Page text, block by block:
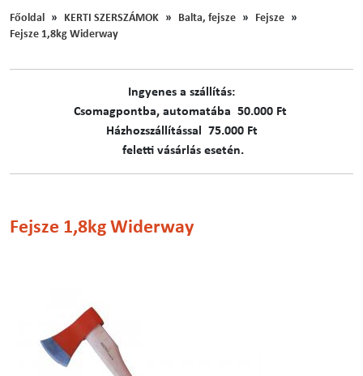
Főoldal KERTI SZERSZÁMOK Balta, fejsze
Fejsze
Fejsze 1,8kg Widerway
Ingyenes a szállítás:
C​​​somagpontba, automatába 50.000 Ft
Házhozszállítással 75.000 Ft
feletti vásárlás esetén.
Fejsze 1,8kg Widerway